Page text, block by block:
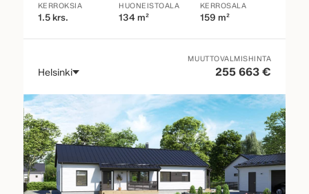
KERROKSIA
1.5 krs.
HUONEISTOALA
134 m²
KERROSALA
159 m²
Helsinki
MUUTTOVALMISHINTA
255 663 €